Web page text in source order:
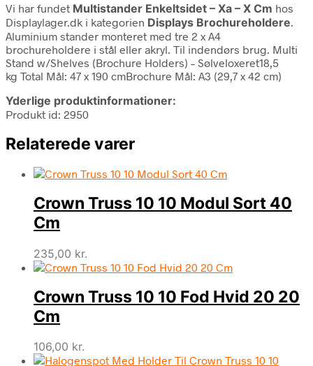
Vi har fundet Multistander Enkeltsidet – Xa – X Cm hos
Displaylager.dk i kategorien Displays Brochureholdere.
Aluminium stander monteret med tre 2 x A4
brochureholdere i stål eller akryl. Til indendørs brug. Multi
Stand w/Shelves (Brochure Holders) – Sølveloxeret18,5
kg Total Mål: 47 x 190 cmBrochure Mål: A3 (29,7 x 42 cm)
Yderlige produktinformationer:
Produkt id: 2950
Relaterede varer
Crown Truss 10 10 Modul Sort 40
Cm
235,00 kr.
Crown Truss 10 10 Fod Hvid 20 20
Cm
106,00 kr.